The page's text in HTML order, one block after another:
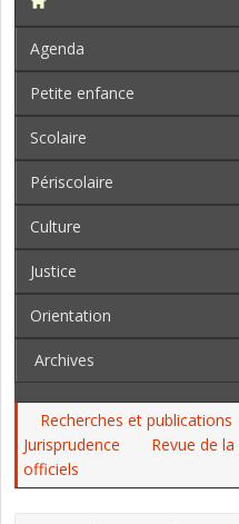
Agenda
Petite enfance
Scolaire
Périscolaire
Culture
Justice
Orientation
Archives
Recherches et publications
Jurisprudence
Revue de
officiels